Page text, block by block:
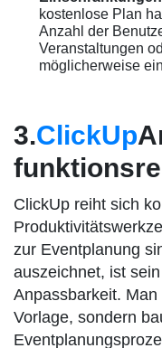
kostenlose Plan
Anzahl der
Veranstaltungen
möglicherweise
3.ClickUp
ClickUp reiht sich
zur Eventplanung
auszeichnet, ist
Anpassbarkeit.
Vorlage, sondern